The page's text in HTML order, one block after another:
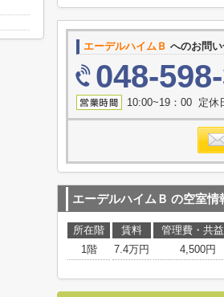
エーデルハイムＢ へのお問
048-
10:00~19：00 定休
エーデルハイムＢ の空室情
所在階 賃料 管理費・共
1階
7.4万円 4,500円